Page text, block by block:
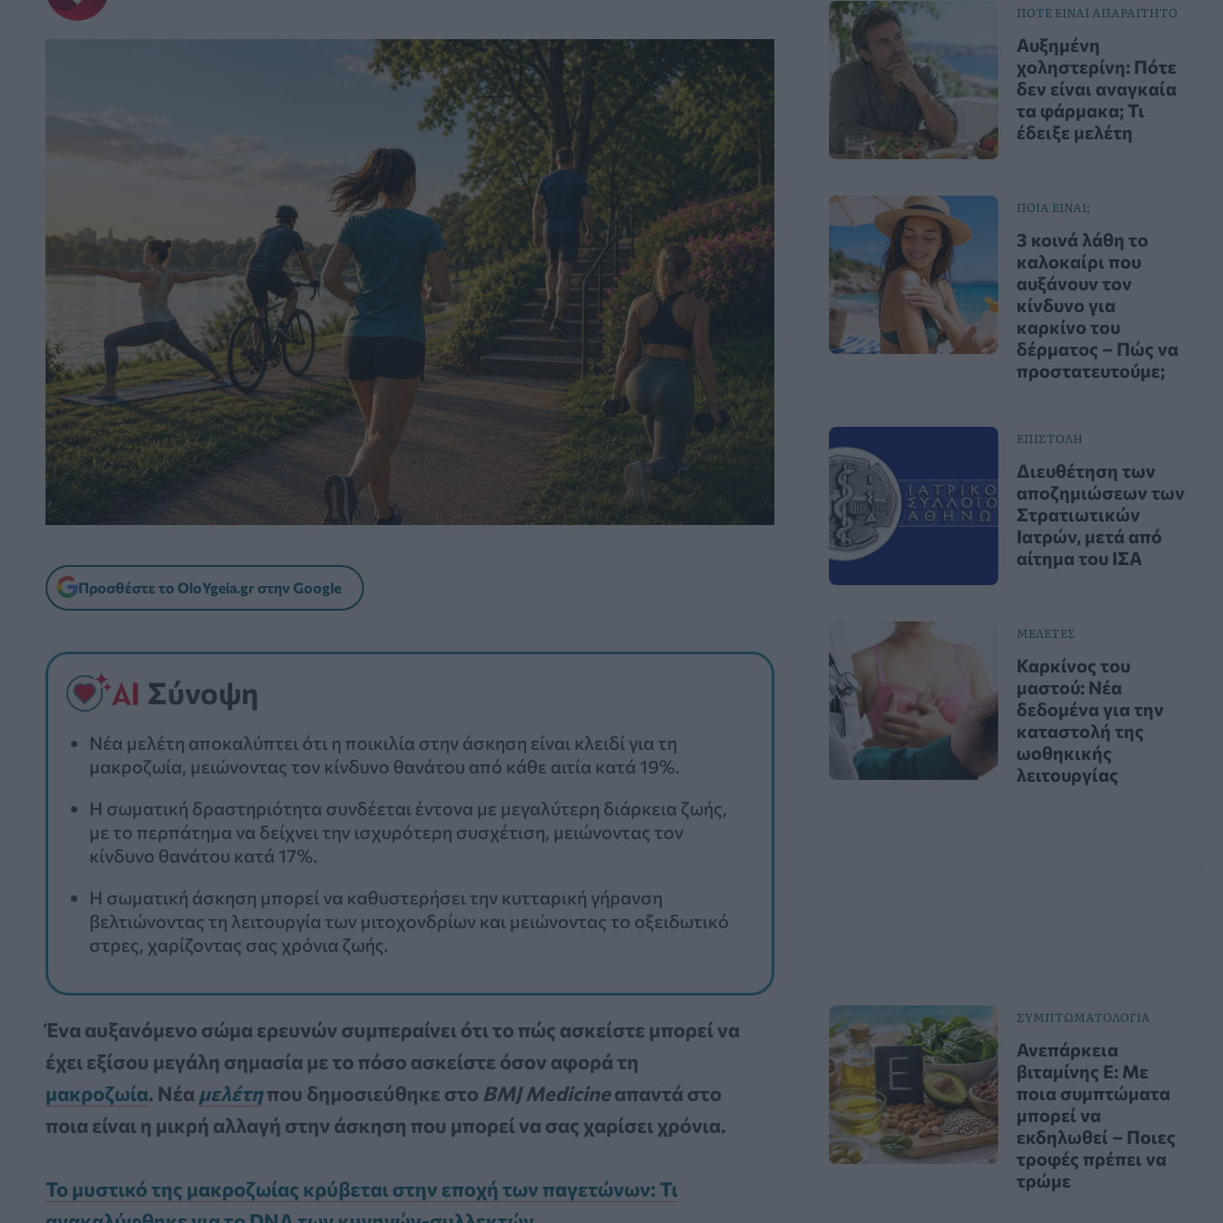
Προσθέστε το OloYgeia.gr στην Google
Σύνοψη
Νέα μελέτη αποκαλύπτει ότι η ποικιλία στην άσκηση είναι κλειδί για τη
μακροζωία, μειώνοντας τον κίνδυνο θανάτου από κάθε αιτία κατά 19%.
Η σωματική δραστηριότητα συνδέεται έντονα με μεγαλύτερη διάρκεια ζωής,
με το περπάτημα να δείχνει την ισχυρότερη συσχέτιση, μειώνοντας τον
κίνδυνο θανάτου κατά 17%.
Η σωματική άσκηση μπορεί να καθυστερήσει την κυτταρική γήρανση
βελτιώνοντας τη λειτουργία των μιτοχονδρίων και μειώνοντας το οξειδωτικό
στρες, χαρίζοντας σας χρόνια ζωής.
Ένα αυξανόμενο σώμα ερευνών συμπεραίνει ότι το πώς ασκείστε μπορεί να
έχει εξίσου μεγάλη σημασία με το πόσο ασκείστε όσον αφορά τη
μακροζωία. Νέα μελέτηπου δημοσιεύθηκε στο BMJ Medicineαπαντά στο
ποια είναι η μικρή αλλαγή στην άσκηση που μπορεί να σας χαρίσει χρόνια.
Το μυστικό της μακροζωίας κρύβεται στην εποχή των παγετώνων: Τι
ΠΟΤΕ ΕΙΝΑΙ ΑΠΑΡΑΙΤΗΤΟ
Αυξημένη
χοληστερίνη: Πότε
δεν είναι αναγκαία
τα φάρμακα; Τι
έδειξε μελέτη
ΠΟΙΑ ΕΙΝΑΙ;
3 κοινά λάθη το
καλοκαίρι που
αυξάνουν τον
κίνδυνο για
καρκίνο του
δέρματος – Πώς να
προστατευτούμε;
ΕΠΙΣΤΟΛΗ
Διευθέτηση των
αποζημιώσεων των
Στρατιωτικών
Ιατρών, μετά από
αίτημα του ΙΣΑ
ΜΕΛΕΤΕΣ
Καρκίνος του
μαστού: Νέα
δεδομένα για την
καταστολή της
ωοθηκικής
λειτουργίας
ΣΥΜΠΤΩΜΑΤΟΛΟΓΙΑ
Ανεπάρκεια
βιταμίνης Ε: Με
ποια συμπτώματα
μπορεί να
εκδηλωθεί – Ποιες
τροφές πρέπει να
τρώμε